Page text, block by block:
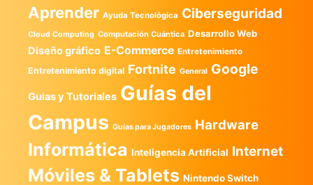
Aprender Ayuda Tecnológica Ciberseguridad
Cloud Computing Computación Cuántica Desarrollo Web
Diseño gráfico E-Commerce Entretenimiento
Entretenimiento digital Fortnite General Google
Guias y Tutoriales Guías del
Campus Guías para Jugadores Hardware
Informática Inteligencia Artificial Internet
Móviles & Tablets Nintendo Switch